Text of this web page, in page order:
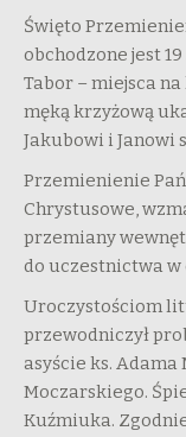
Święto
obchodzone jest
Tabor – miejsca
męką krzyżową
Jakubowi i Janowi
Przemienienie
Chrystusowe,
przemiany
do uczestnictwa w
Uroczystościom
przewodniczył
asyście ks.
Moczarskiego.
Kuźmiuka.